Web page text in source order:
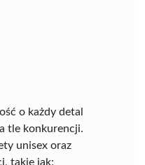
o każdy detal
tle konkurencji.
unisex oraz
takie jak: